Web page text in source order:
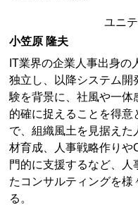
ユニ
小笠原 隆夫
IT業界の企業人事出身の
独立し、以降システム開
験を背景に、社風や一体
的確に捉えることを得意
で、組織風土を見据えた
材育成、人事戦略作り
門的に支援するなど、
たコンサルティングを様
る。